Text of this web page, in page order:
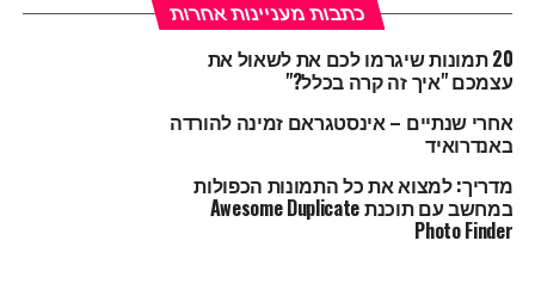
כתבות מעניינות אחרות
20 תמונות שיגרמו לכם את לשאול את
עצמכם "איך זה קרה בכלל?"
אחרי שנתיים – אינסטגראם זמינה להורדה
באנדרואיד
מדריך: למצוא את כל התמונות הכפולות
במחשב עם תוכנת Awesome Duplicate
Photo Finder